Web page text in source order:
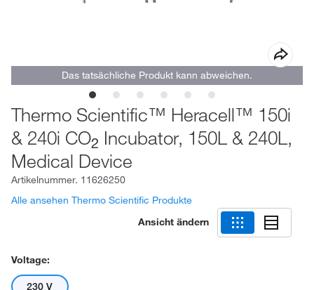
Das tatsächliche Produkt kann abweichen.
Thermo Scientific™ Heracell™ 150i
& 240i CO2 Incubator, 150L & 240L,
Medical Device
Artikelnummer. 11626250
Alle ansehen Thermo Scientific Produkte
Ansicht ändern
Voltage:
230 V